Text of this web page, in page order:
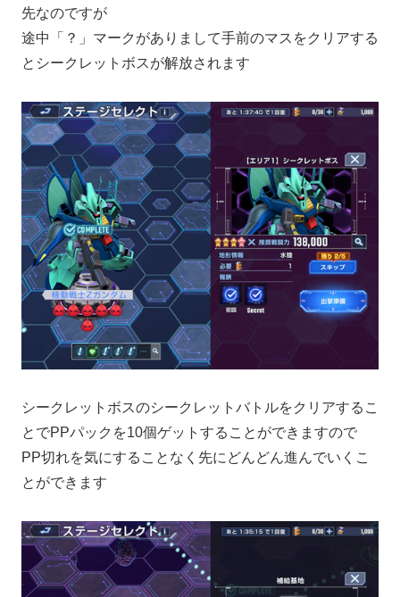
先なのですが
途中「？」マークがありまして手前のマスをクリアする
とシークレットボスが解放されます
シークレットボスのシークレットバトルをクリアするこ
とでPPパックを10個ゲットすることができますので
PP切れを気にすることなく先にどんどん進んでいくこ
とができます